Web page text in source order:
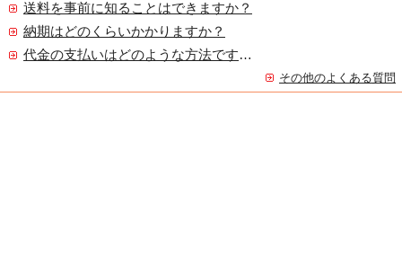
送料を事前に知ることはできますか？
納期はどのくらいかかりますか？
代金の支払いはどのような方法ですか？
その他のよくある質問